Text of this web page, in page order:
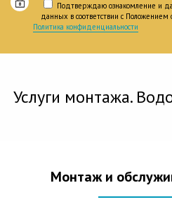
Подтверждаю ознакомление и
данных в соответствии с
Политика конфиденциальности
Услуги монтажа.
Монтаж и